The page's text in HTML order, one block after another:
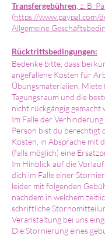
Transfergebühren , z. B.
(https://www.paypal.com/
Allgemeine
Rücktrittsbedingungen:
Bedenke bitte, dass bei
angefallene Kosten für
Übungsmaterialien, Miete
Tagungsraum und die
nicht rückgängig gemacht
Im Falle der
Person bist du berechtigt
Kosten, in Absprache mit
(falls möglich) eine
Im Hinblick auf die
dich im Falle einer
leider mit folgenden
nachdem in welchem
schriftliche
Veranstaltung bei uns
Die Stornierung eines